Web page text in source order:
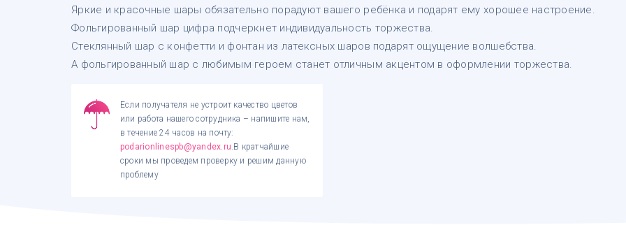
Яркие и красочные шары обязательно порадуют вашего ребёнка и подарят ему хорошее настроение.
Фольгированный шар цифра подчеркнет индивидуальность торжества.
Стеклянный шар с конфетти и фонтан из латексных шаров подарят ощущение волшебства.
А фольгированный шар с любимым героем станет отличным акцентом в оформлении торжества.
Если получателя не устроит качество цветов
или работа нашего сотрудника – напишите нам,
в течение 24 часов на почту:
podarionlinespb@yandex.ru.В кратчайшие
сроки мы проведем проверку и решим данную
проблему